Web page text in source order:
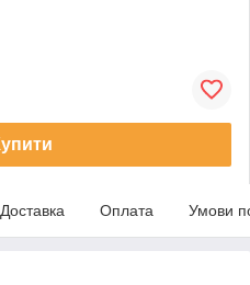
Доставка Оплата Умови